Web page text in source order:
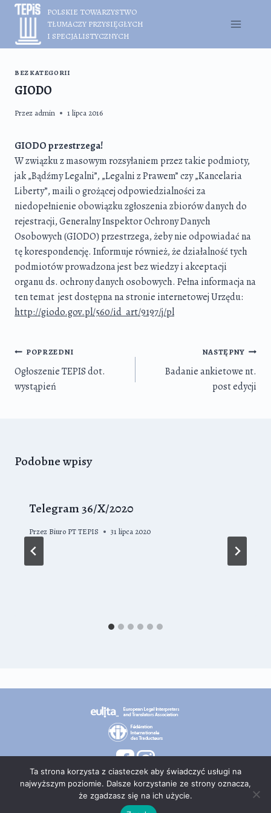
Przejdź
treści
POLSKIE TOWARZYSTWO
TŁUMACZY PRZYSIĘGŁYCH
I SPECJALISTYCZNYCH
BEZ KATEGORII
GIODO
Przez admin 1 lipca 2016
GIODO przestrzega!
W związku z masowym rozsyłaniem przez takie podmioty,
jak „Bądźmy Legalni”, „Legalni z Prawem” czy „Kancelaria
Liberty”, maili o grożącej odpowiedzialności za
niedopełnienie obowiązku zgłoszenia zbiorów danych do
rejestracji, Generalny Inspektor Ochrony Danych
Osobowych (GIODO) przestrzega, żeby nie odpowiadać na
tę korespondencję. Informuje również, że działalność tych
podmiotów prowadzona jest bez wiedzy i akceptacji
organu ds. ochrony danych osobowych. Pełna informacja na
ten temat jest dostępna na stronie internetowej Urzędu:
http://giodo.gov.pl/560/id_art/9197/j/pl
Nawigacja
wpisu
POPRZEDNI
Ogłoszenie TEPIS dot.
wystąpień
NASTĘPNY
Badanie ankietowe nt.
post edycji
Podobne wpisy
Telegram 36/X/2020
Przez Biuro PT TEPIS 31 lipca 2020
© 2026 PT TEPIS
Ta strona korzysta z ciasteczek aby świadczyć usługi na
najwyższym poziomie. Dalsze korzystanie ze strony oznacza,
że zgadzasz się na ich użycie.